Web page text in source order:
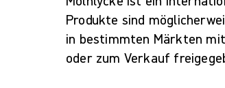
Produkte sind
in bestimmten Märkten
oder zum Verkauf